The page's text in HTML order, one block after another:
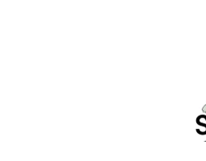
ČO POTREBUJETE